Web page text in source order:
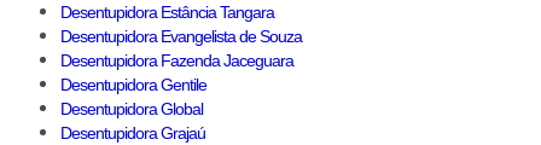
Desentupidora Estância Tangara
Desentupidora Evangelista de Souza
Desentupidora Fazenda Jaceguara
Desentupidora Gentile
Desentupidora Global
Desentupidora Grajaú